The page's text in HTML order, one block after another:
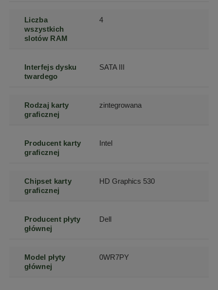
Liczba
wszystkich
slotów RAM
4
Interfejs dysku
twardego
SATA III
Rodzaj karty
graficznej
zintegrowana
Producent karty
graficznej
Intel
Chipset karty
graficznej
HD Graphics 530
Producent płyty
głównej
Dell
Model płyty
głównej
0WR7PY